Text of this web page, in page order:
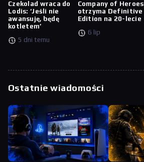
Czekolad wraca do
Lodis: ‘Jeśli nie
awansuję, będę
kotletem’
5 dni temu
Company of Heroes
otrzyma Definitive
Edition na 20-lecie
6 lip
Ostatnie wiadomości